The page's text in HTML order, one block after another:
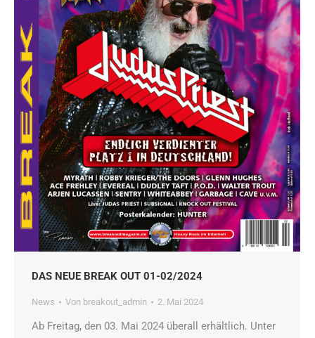
DAS NEUE BREAK OUT 01-02/2024
News Von breakout_admin 2. Mai 2024
Ab Freitag, den 03. Mai 2024 überall erhältlich. Unter